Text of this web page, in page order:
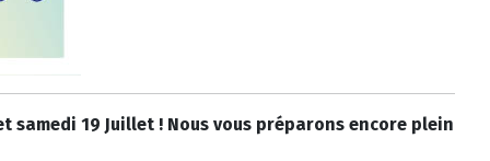
19 Juillet ! Nous vous préparons encore plein